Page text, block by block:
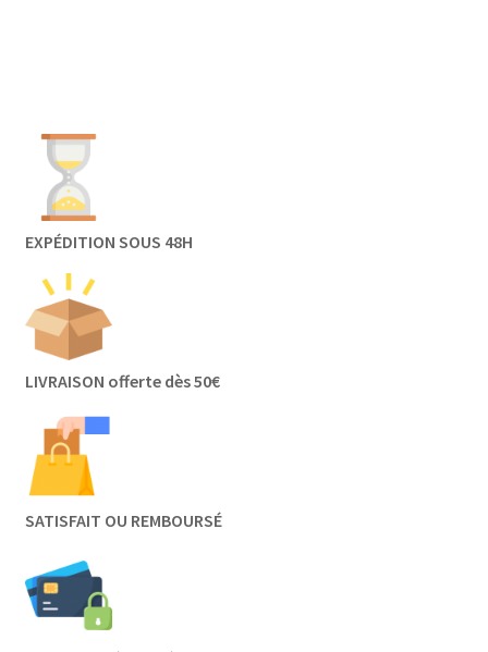
EXPÉDITION SOUS 48H
LIVRAISON offerte dès 50€
SATISFAIT OU REMBOURSÉ